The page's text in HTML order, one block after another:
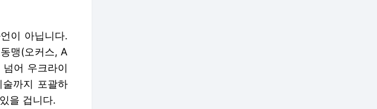
이 아닙니다.
맹(오커스, A
어 우크라이
술까지 포괄하
을 겁니다.